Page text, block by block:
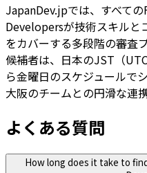
JapanDev.jpでは、すべて
Developersが技術スキルと
をカバーする多段階の審査
候補者は、日本のJST（
ら金曜日のスケジュールで
大阪のチームとの円滑な連
よくある質問
How long does it take to